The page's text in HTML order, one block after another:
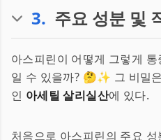
3. 주요 성분 및
아스피린이 어떻게 그렇게
일 수 있을까? 🤔✨ 그 비밀
인 아세틸 살리실산에 있다.
처음으로 아스피린의 주요 성